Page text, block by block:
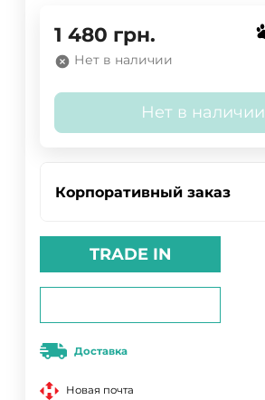
1 480 грн.
Нет в наличии
Нет в наличии
Корпоративный заказ
TRADE IN
Доставка
Новая почта